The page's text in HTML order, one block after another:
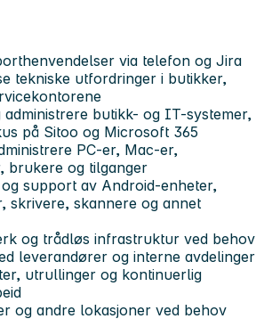
via telefon og Jira
tekniske utfordringer i butikker,
butikk- og IT-systemer,
på Sitoo og Microsoft 365
PC-er, Mac-er,
brukere og tilganger
support av Android-enheter,
skrivere, skannere og annet
og trådløs infrastruktur ved behov
leverandører og interne avdelinger
utrullinger og kontinuerlig
og andre lokasjoner ved behov